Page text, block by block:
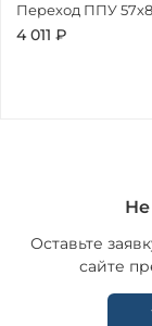
Переход ППУ
4 011 ₽
Оставьте
сайте